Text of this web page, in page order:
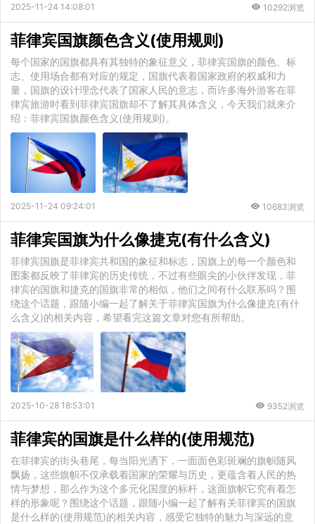
2025-11-24 14:08:01 10292浏览
菲律宾国旗颜色含义(使用规则)
每个国家的国旗都具有其独特的象征意义，菲律宾国旗的颜色、标
志、使用场合都有对应的规定，国旗代表着国家政府的权威和力
量，国旗的设计理念代表了国家人民的意志，而许多海外游客在菲
律宾旅游时看到菲律宾国旗却不了解其具体含义，今天我们就来介
绍：菲律宾国旗颜色含义(使用规则)。
2025-11-24 09:24:01 10683浏览
菲律宾国旗为什么像捷克(有什么含义)
菲律宾国旗是菲律宾共和国的象征和标志，国旗上的每一个颜色和
图案都反映了菲律宾的历史传统，不过有些眼尖的小伙伴发现，菲
律宾的国旗和捷克的国旗非常的相似，他们之间有什么联系吗？围
绕这个话题，跟随小编一起了解关于菲律宾国旗为什么像捷克(有什
么含义)的相关内容，希望看完这篇文章对您有所帮助。
2025-10-28 18:53:01 9352浏览
菲律宾的国旗是什么样的(使用规范)
在菲律宾的街头巷尾，每当阳光洒下，一面面色彩斑斓的旗帜随风
飘扬，这些旗帜不仅承载着国家的荣耀与历史，更蕴含着人民的热
情与梦想，那么作为这个多元化国度的标杆，这面旗帜它究有着怎
样的形象呢？围绕这个话题，跟随小编一起了解有关菲律宾的国旗
是什么样的(使用规范)的相关内容，感受它独特的魅力与深远的意